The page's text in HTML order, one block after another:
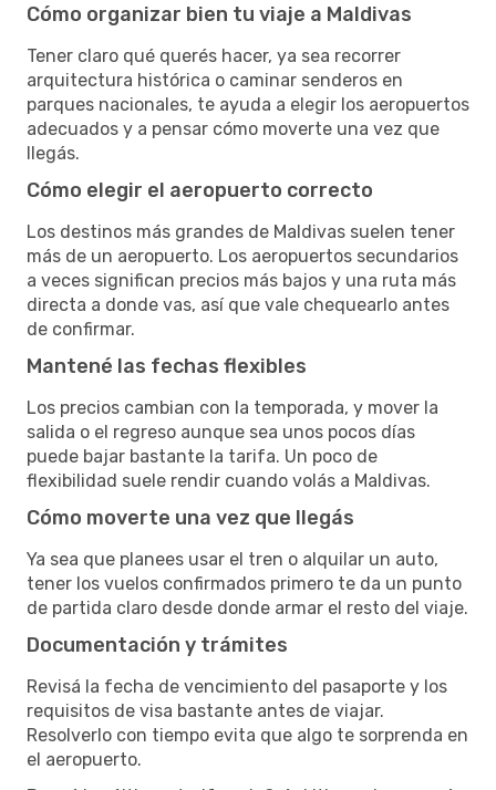
Cómo organizar bien tu viaje a Maldivas
Tener claro qué querés hacer, ya sea recorrer
arquitectura histórica o caminar senderos en
parques nacionales, te ayuda a elegir los aeropuertos
adecuados y a pensar cómo moverte una vez que
llegás.
Cómo elegir el aeropuerto correcto
Los destinos más grandes de Maldivas suelen tener
más de un aeropuerto. Los aeropuertos secundarios
a veces significan precios más bajos y una ruta más
directa a donde vas, así que vale chequearlo antes
de confirmar.
Mantené las fechas flexibles
Los precios cambian con la temporada, y mover la
salida o el regreso aunque sea unos pocos días
puede bajar bastante la tarifa. Un poco de
flexibilidad suele rendir cuando volás a Maldivas.
Cómo moverte una vez que llegás
Ya sea que planees usar el tren o alquilar un auto,
tener los vuelos confirmados primero te da un punto
de partida claro desde donde armar el resto del viaje.
Documentación y trámites
Revisá la fecha de vencimiento del pasaporte y los
requisitos de visa bastante antes de viajar.
Resolverlo con tiempo evita que algo te sorprenda en
el aeropuerto.